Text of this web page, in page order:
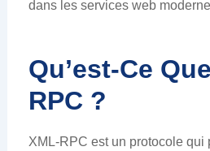
dans les services web
Qu’est-Ce
RPC ?
XML-RPC est un protocole qui